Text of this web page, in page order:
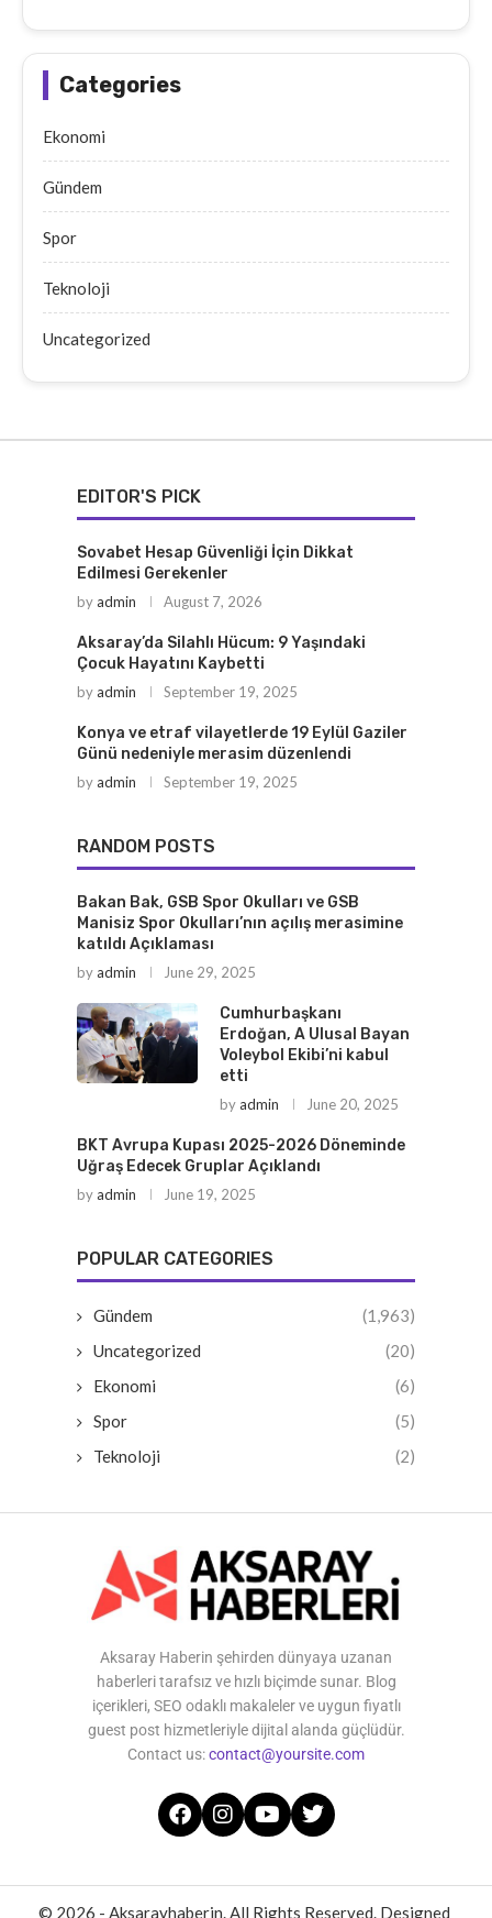
Categories
Ekonomi
Gündem
Spor
Teknoloji
Uncategorized
EDITOR'S PICK
Sovabet Hesap Güvenliği İçin Dikkat
Edilmesi Gerekenler
byadmin August 7, 2026
Aksaray’da Silahlı Hücum: 9 Yaşındaki
Çocuk Hayatını Kaybetti
byadmin September 19, 2025
Konya ve etraf vilayetlerde 19 Eylül Gaziler
Günü nedeniyle merasim düzenlendi
byadmin September 19, 2025
RANDOM POSTS
Bakan Bak, GSB Spor Okulları ve GSB
Manisiz Spor Okulları’nın açılış merasimine
katıldı Açıklaması
byadmin June 29, 2025
Cumhurbaşkanı
Erdoğan, A Ulusal Bayan
Voleybol Ekibi’ni kabul
etti
byadmin June 20, 2025
BKT Avrupa Kupası 2025-2026 Döneminde
Uğraş Edecek Gruplar Açıklandı
byadmin June 19, 2025
POPULAR CATEGORIES
Gündem
(1,963)
Uncategorized
(20)
Ekonomi
(6)
Spor
(5)
Teknoloji
(2)
Aksaray Haberin şehirden dünyaya uzanan
haberleri tarafsız ve hızlı biçimde sunar. Blog
içerikleri, SEO odaklı makaleler ve uygun fiyatlı
guest post hizmetleriyle dijital alanda güçlüdür.
Contact us:contact@yoursite.com
© 2026 - Aksarayhaberin. All Rights Reserved. Designed